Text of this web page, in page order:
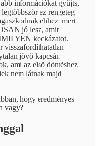
információkat gyűjts,
ez rengeteg
ehhez, mert
jó lesz, amit
kockázatot.
visszafordíthatatlan
jövő kapcsán
ami az első döntéshez
nem látnak majd
hogy eredményes
vagy?